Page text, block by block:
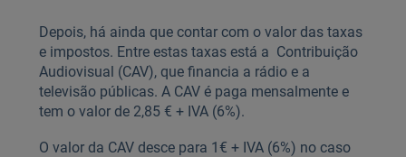
Depois, há ainda que contar com o valor das taxas
e impostos. Entre estas taxas está a Contribuição
Audiovisual (CAV), que financia a rádio e a
televisão públicas. A CAV é paga mensalmente e
tem o valor de 2,85 € + IVA (6%).
O valor da CAV desce para 1€ + IVA (6%) no caso